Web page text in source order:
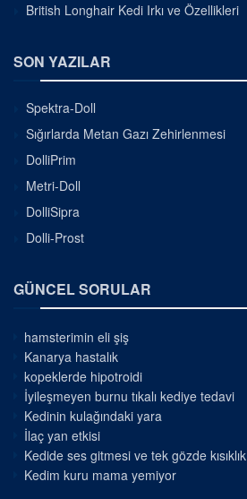
British Longhair Kedi Irkı ve Özellikleri
SON YAZILAR
Spektra-Doll
Sığırlarda Metan Gazı Zehirlenmesi
DolliPrim
Metri-Doll
DolliSipra
Dolli-Prost
GÜNCEL SORULAR
hamsterimin eli şiş
Kanarya hastalık
kopeklerde hipotroidi
İyileşmeyen burnu tıkalı kediye tedavi
Kedinin kulağındaki yara
İlaç yan etkisi
Kedide ses gitmesi ve tek gözde kısıklık
Kedim kuru mama yemiyor